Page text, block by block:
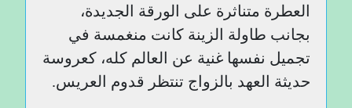
العطرة متناثرة على الورقة الجديدة،
بجانب طاولة الزينة كانت منغمسة في
تجميل نفسها غنية عن العالم كله، كعروسة
حديثة العهد بالزواج تنتظر قدوم العريس.